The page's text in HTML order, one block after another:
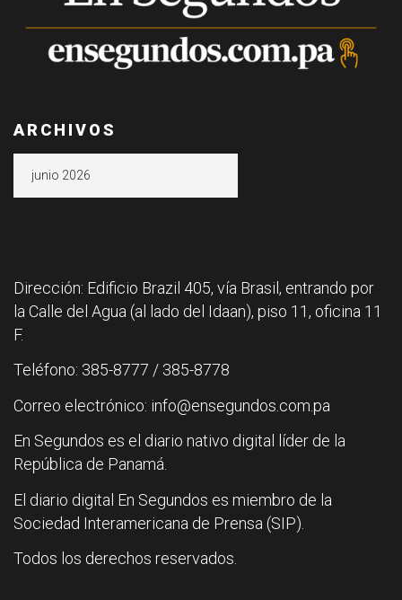
ARCHIVOS
Dirección: Edificio Brazil 405, vía Brasil, entrando por
la Calle del Agua (al lado del Idaan), piso 11, oficina 11
F.
Teléfono: 385-8777 / 385-8778
Correo electrónico: info@ensegundos.com.pa
En Segundos es el diario nativo digital líder de la
República de Panamá.
El diario digital En Segundos es miembro de la
Sociedad Interamericana de Prensa (SIP).
Todos los derechos reservados.